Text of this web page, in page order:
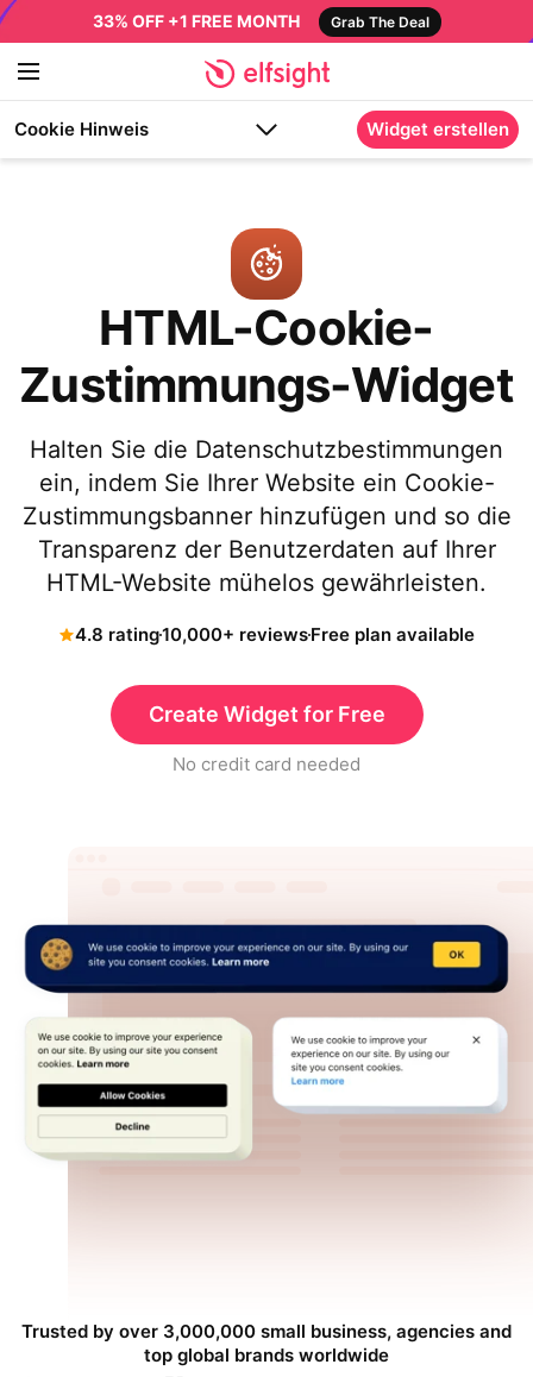
33% OFF +1 FREE MONTH Grab The Deal
Cookie Hinweis Widget erstellen
HTML-Cookie-
Zustimmungs-Widget
Halten Sie die Datenschutzbestimmungen
ein, indem Sie Ihrer Website ein Cookie-
Zustimmungsbanner hinzufügen und so die
Transparenz der Benutzerdaten auf Ihrer
HTML-Website mühelos gewährleisten.
4.8 rating10,000+ reviewsFree plan available
Create Widget for Free
No credit card needed
Trusted by over 3,000,000 small business, agencies and
top global brands worldwide